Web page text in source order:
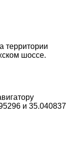
территории
шоссе.
и 35.040837